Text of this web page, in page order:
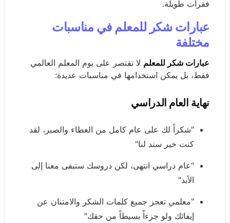
فقرات طويلة.
عبارات شكر للمعلم في مناسبات
مختلفة
عبارات شكر للمعلم لا تقتصر على يوم المعلم العالمي
فقط، بل يمكن استخدامها في مناسبات عديدة:
نهاية العام الدراسي
"شكراً لك على عام كامل من العطاء والصبر، لقد
كنت خير سند لنا"
"عام دراسي انتهى، لكن دروسك ستبقى معنا إلى
الأبد"
"معلمي تعجز جميع كلمات الشكر والامتنان عن
إيفائك ولو جزءاً بسيطاً من حقك"